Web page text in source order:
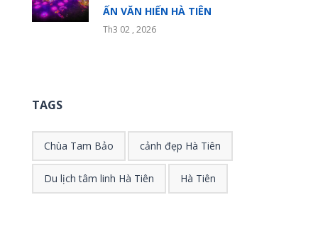
ẤN VĂN HIẾN HÀ TIÊN
Th3 02 , 2026
TAGS
Chùa Tam Bảo cảnh đẹp Hà Tiên
Du lịch tâm linh Hà Tiên Hà Tiên